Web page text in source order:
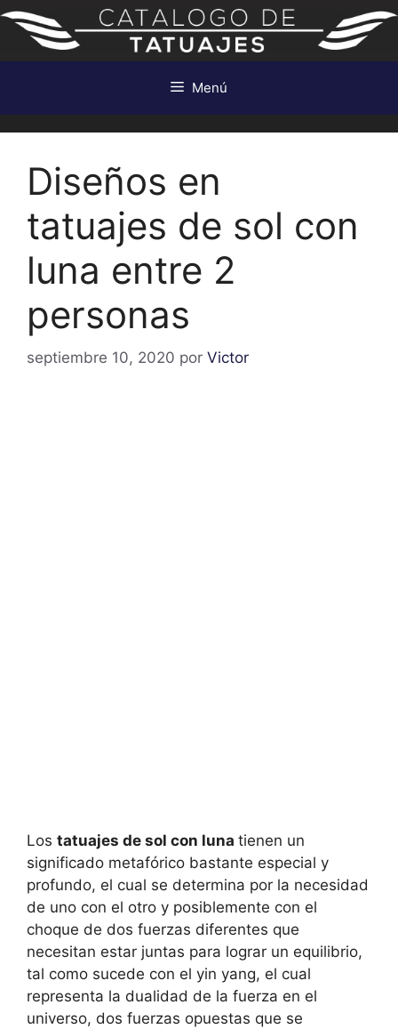
Saltar
contenido
Menú
Diseños en
tatuajes de sol con
luna entre 2
personas
septiembre 10, 2020 por Victor
Los tatuajes de sol con luna tienen un
significado metafórico bastante especial y
profundo, el cual se determina por la necesidad
de uno con el otro y posiblemente con el
choque de dos fuerzas diferentes que
necesitan estar juntas para lograr un equilibrio,
tal como sucede con el yin yang, el cual
representa la dualidad de la fuerza en el
universo, dos fuerzas opuestas que se